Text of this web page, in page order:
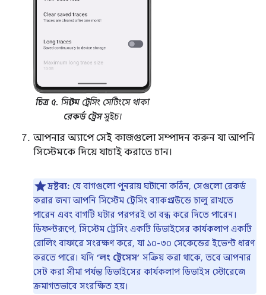
চিত্র ৫. সিস্টেম ট্রেসিং সেটিংসে থাকা
রেকর্ড ট্রেসসুইচ।
আপনার অ্যাপে সেই কাজগুলো সম্পাদন করুন যা আপনি
সিস্টেমকে দিয়ে যাচাই করাতে চান।
দ্রষ্টব্য: যে বাগগুলো পুনরায় ঘটানো কঠিন, সেগুলো রেকর্ড
করার জন্য আপনি সিস্টেম ট্রেসিং ব্যাকগ্রাউন্ডে চালু রাখতে
পারেন এবং বাগটি ঘটার পরপরই তা বন্ধ করে দিতে পারেন।
ডিফল্টরূপে, সিস্টেম ট্রেসিং একটি ডিভাইসের কার্যকলাপ একটি
রোলিং বাফারে সংরক্ষণ করে, যা ১০-৩০ সেকেন্ডের ইভেন্ট ধারণ
করতে পারে। যদি ‘লং ট্রেসেস’ সক্রিয় করা থাকে, তবে আপনার
সেট করা সীমা পর্যন্ত ডিভাইসের কার্যকলাপ ডিভাইস স্টোরেজে
ক্রমাগতভাবে সংরক্ষিত হয়।